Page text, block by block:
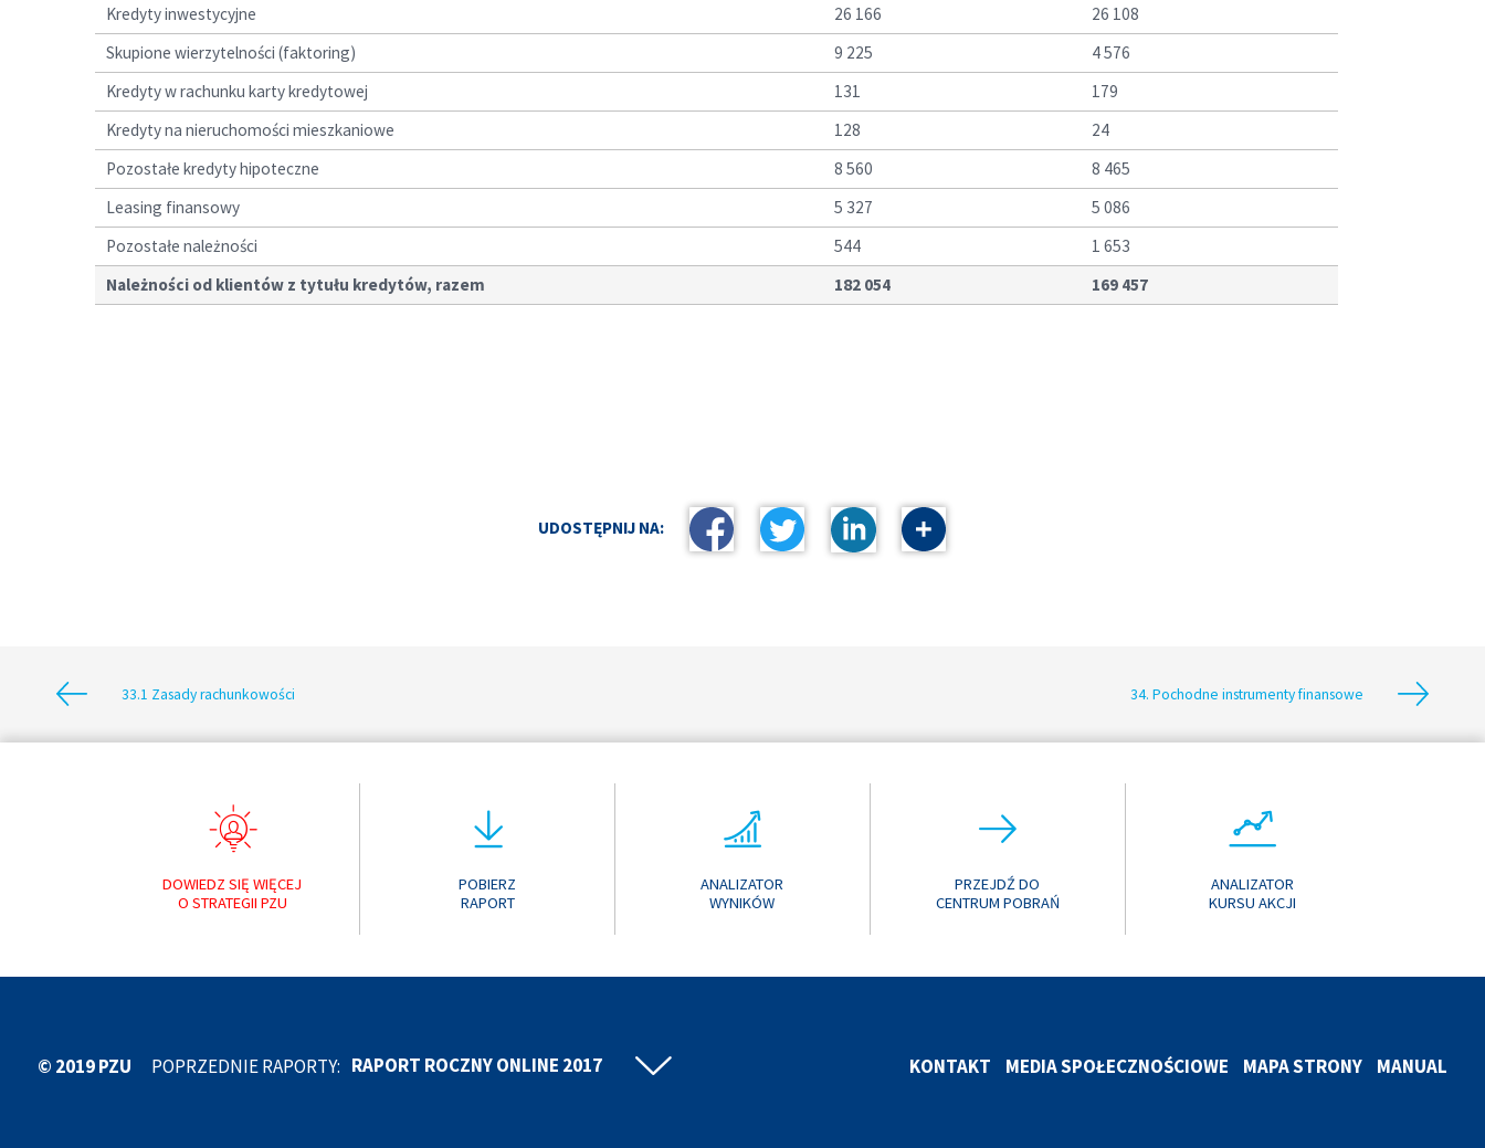
Kredyty inwestycyjne
26 166
26 108
Skupione wierzytelności (faktoring)
9 225
4 576
Kredyty w rachunku karty kredytowej
131
179
Kredyty na nieruchomości mieszkaniowe
128
24
Pozostałe kredyty hipoteczne
8 560
8 465
Leasing finansowy
5 327
5 086
Pozostałe należności
544
1 653
Należności od klientów z tytułu kredytów, razem
182 054 169 457
UDOSTĘPNIJ NA:
33.1 Zasady rachunkowości 34. Pochodne instrumenty finansowe
DOWIEDZ SIĘ WIĘCEJ
O STRATEGII PZU
POBIERZ
RAPORT
ANALIZATOR
WYNIKÓW
PRZEJDŹ DO
CENTRUM POBRAŃ
ANALIZATOR
KURSU AKCJI
© 2019 PZU POPRZEDNIE RAPORTY: RAPORT ROCZNY ONLINE 2017
KONTAKT MEDIA SPOŁECZNOŚCIOWE MAPA STRONY MANUAL